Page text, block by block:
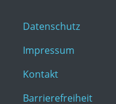
Datenschutz
Impressum
Kontakt
Barrierefreiheit